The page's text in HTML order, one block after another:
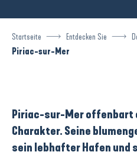
Startseite Entdecken Sie
Piriac-sur-Mer
Piriac-sur-Mer offenbart
Charakter. Seine
sein lebhafterHafen und